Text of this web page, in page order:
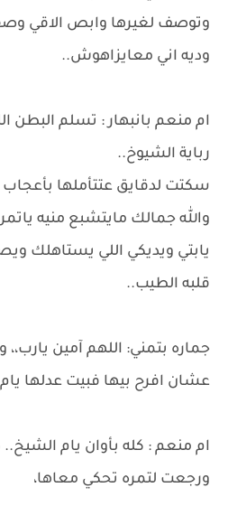
وتوصف لغيرها وابص الاقي
وديه اني معايزاهوش..
ام منعم بانبهار : تسلم البطن
رباية الشيوخ..
سكتت لدقايق عتتأملها
والله جمالك مايتشبع منيه
يابتي ويديكي اللي يستاهلك
قلبه الطيب..
جماره بتمني: اللهم آمين
عشان افرح بيها فبيت عدلها
ام منعم : كله بأوان يام الشيخ..
ورجعت لتمره تحكي معاها،